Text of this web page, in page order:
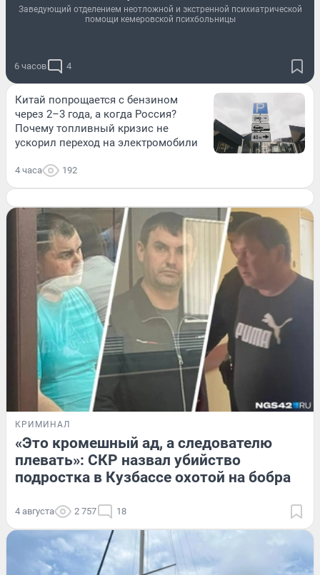
Заведующий отделением неотложной и экстренной психиатрической
помощи кемеровской психбольницы
6 часов 4
Китай попрощается с бензином
через 2–3 года, а когда Россия?
Почему топливный кризис не
ускорил переход на электромобили
4 часа 192
КРИМИНАЛ
«Это кромешный ад, а следователю
плевать»: СКР назвал убийство
подростка в Кузбассе охотой на бобра
4 августа 2 757 18